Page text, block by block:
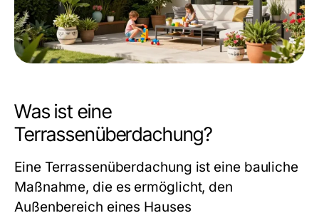
Was ist eine
Terrassenüberdachung?
Eine Terrassenüberdachung ist eine bauliche
Maßnahme, die es ermöglicht, den
Außenbereich eines Hauses